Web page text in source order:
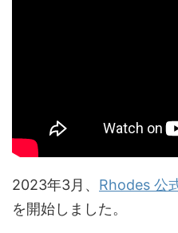
2023年3月、 Rhodes 公
を開始しました。